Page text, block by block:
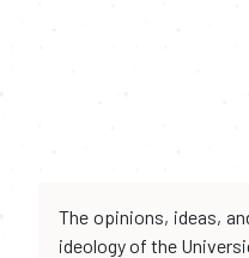
The opinions, ideas,
ideology of the